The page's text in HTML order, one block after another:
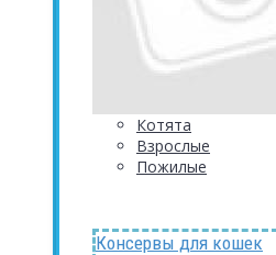
Котята
Взрослые
Пожилые
Консервы для кошек